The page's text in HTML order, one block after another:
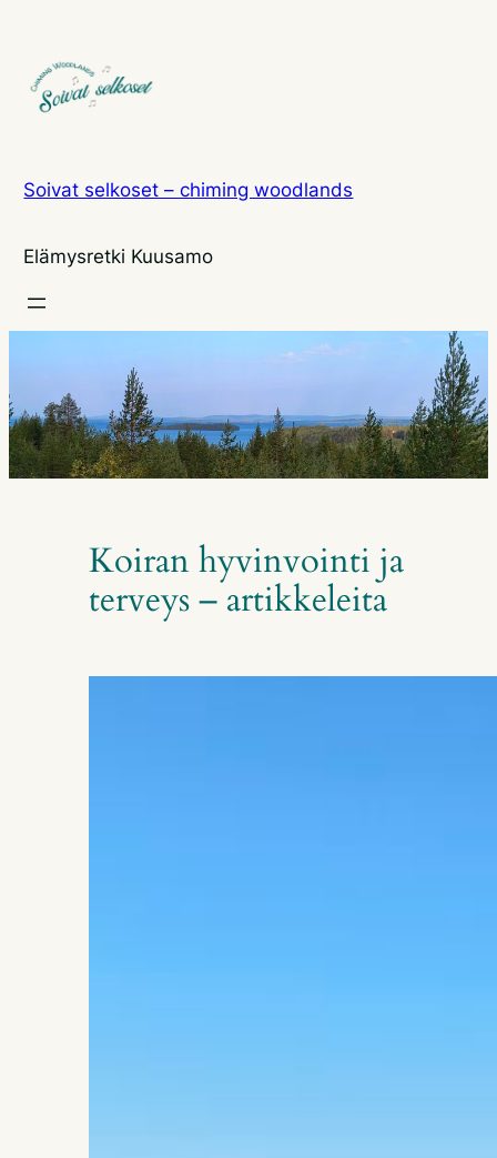
Soivat selkoset – chiming woodlands
Elämysretki Kuusamo
Koiran hyvinvointi ja
terveys – artikkeleita